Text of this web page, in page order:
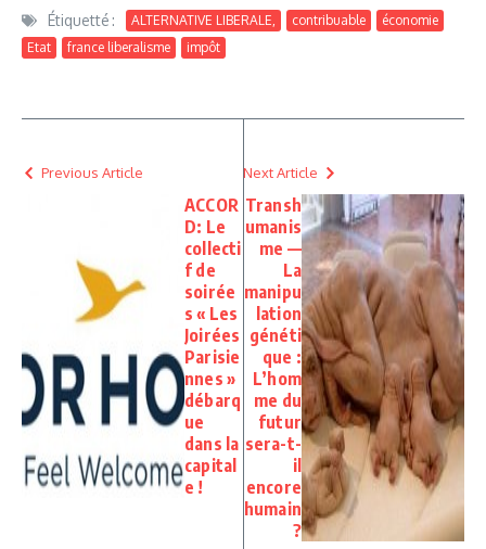
Étiquetté : ALTERNATIVE LIBERALE, contribuable
économie
Etat
france liberalisme impôt
Previous Article
ACCOR
D: Le
collecti
f de
soirée
s « Les
Joirées
Parisie
nnes »
débarq
ue
dans la
capital
e !
Next Article
Transh
umanis
me —
La
manipu
lation
généti
que :
L’hom
me du
futur
sera-t-
il
encore
humain
?